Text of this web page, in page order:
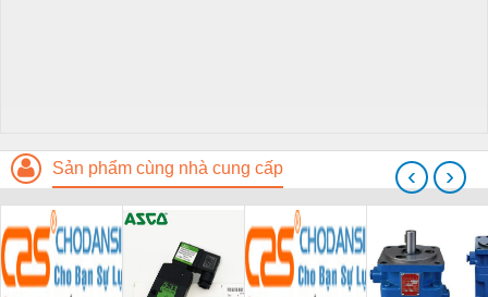
Sản phẩm cùng nhà cung cấp ‹ ›